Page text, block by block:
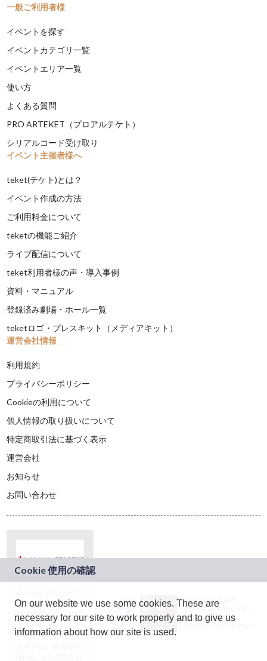
一般ご利用者様
イベントを探す
イベントカテゴリ一覧
イベントエリア一覧
使い方
よくある質問
PRO ARTEKET（プロアルテケト）
シリアルコード受け取り
イベント主催者様へ
teket(テケト)とは？
イベント作成の方法
ご利用料金について
teketの機能ご紹介
ライブ配信について
teket利用者様の声・導入事例
資料・マニュアル
登録済み劇場・ホール一覧
teketロゴ・プレスキット（メディアキット）
運営会社情報
利用規約
プライバシーポリシー
Cookieの利用について
個人情報の取り扱いについて
特定商取引法に基づく表示
運営会社
お知らせ
お問い合わせ
ドコモグループの新
規事業創出プログラ
ム「docomo
STARTUP」を通じて
JASRAC許諾番号：
9024936001Y45037
JASRAC許諾番号：
On our website we use some cookies. These are
necessary for our site to work properly and to give us
information about how our site is used.